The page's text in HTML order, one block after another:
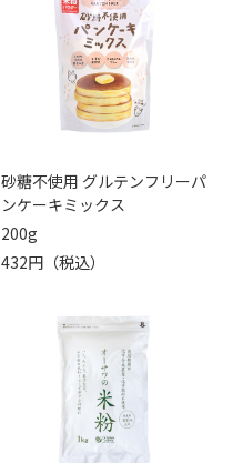
砂糖不使用 グルテンフリーパ
ンケーキミックス
200g
432円（税込）